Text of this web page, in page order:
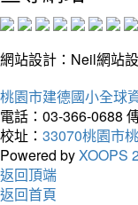
網站設計：Neil網站
桃園市建德國小全球
電話：03-366-0688
校址： 33070桃園市
Powered byXOOPS
返回頂端
返回首頁